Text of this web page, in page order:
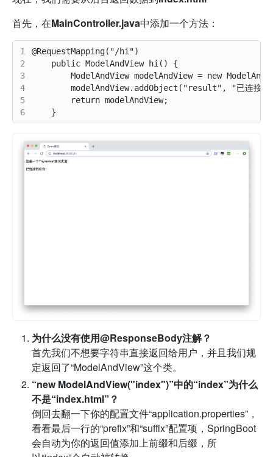
首先，在MainController.java中添加一个方法：
1
2
3
4
5
6
为什么没有使用@ResponseBody注解？
首先我们不想要字符串直接返回给用户，并且我们规
定返回了“ModelAndView”这个类。
“new ModelAndView("index")”中的“index”为什么
不是“index.html”？
倒回去翻一下你的配置文件“application.properties”，
看看最后一行的“prefix”和“suffix”配置项，SpringBoot
会自动为你的返回值添加上前缀和后缀，所